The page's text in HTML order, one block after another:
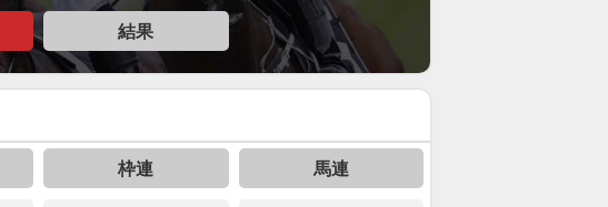
結果
枠連 馬連